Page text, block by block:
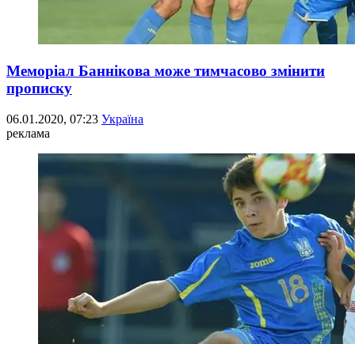
Меморіал Баннікова може тимчасово змінити
прописку
06.01.2020, 07:23 Україна
реклама